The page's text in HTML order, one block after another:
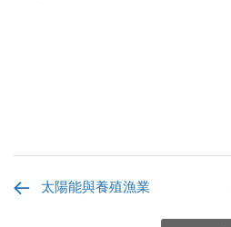
太陽能與養殖漁業